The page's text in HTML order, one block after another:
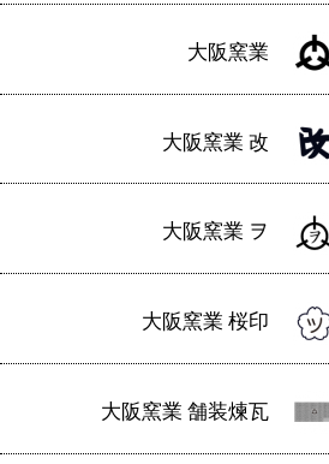
大阪窯業
大阪窯業 改
大阪窯業 ヲ
大阪窯業 桜印
大阪窯業 舗装煉瓦